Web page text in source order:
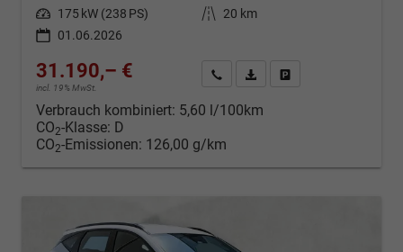
Leistung 175 kW (238 PS) Kilometerstand
20 km
01.06.2026
31.190,– €
incl. 19% MwSt.
Kontakt & Angebot anfordern
PDF-Datei, Fahrzeugexposé
Verbrauch kombiniert: 5,60 l/100km
CO2-Klasse: D
CO2-Emissionen: 126,00 g/km